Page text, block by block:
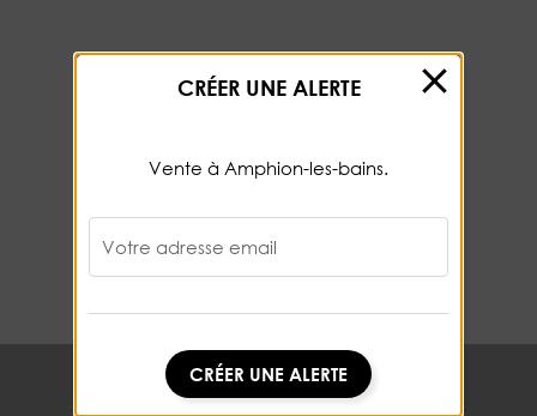
CRÉER UNE ALERTE
CRÉER UNE ALERTE
Vente à Amphion-les-bains.
Votre adresse email
CRÉER UNE ALERTE